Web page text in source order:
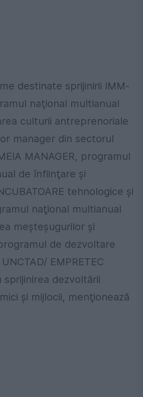
destinate sprijinirii IMM-
naţional multianual
culturii antreprenoriale
manager din sectorul
MANAGER, programul
de înfiinţare şi
tehnologice şi
naţional multianual
meşteşugurilor şi
de dezvoltare
EMPRETEC
sprijinirea dezvoltării
şi mijlocii, menţionează